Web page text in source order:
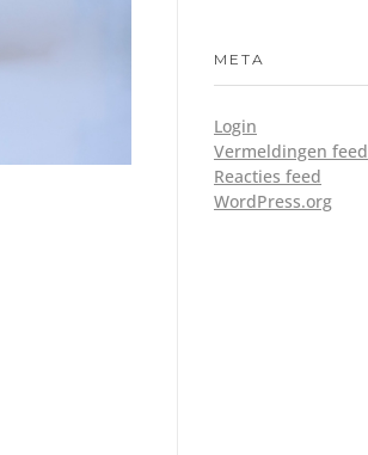
META
Login
Vermeldingen feed
Reacties feed
WordPress.org